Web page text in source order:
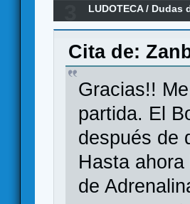
LUDOTECA/ Dudas
Cita de:
Gracias!!
partida. El
después de
Hasta
de